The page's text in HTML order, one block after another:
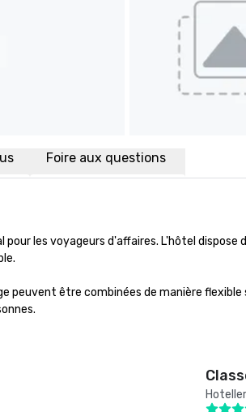
Foire aux questions
les voyageurs d'affaires. L'hôtel dispose
peuvent être combinées de manière